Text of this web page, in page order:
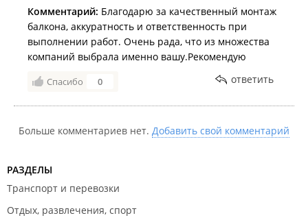
Комментарий: Благодарю за качественный монтаж
балкона, аккуратность и ответственность при
выполнении работ. Очень рада, что из множества
компаний выбрала именно вашу.Рекомендую
Спасибо 0 ответить
Больше комментариев нет. Добавить свой комментарий
РАЗДЕЛЫ
Транспорт и перевозки
Отдых, развлечения, спорт